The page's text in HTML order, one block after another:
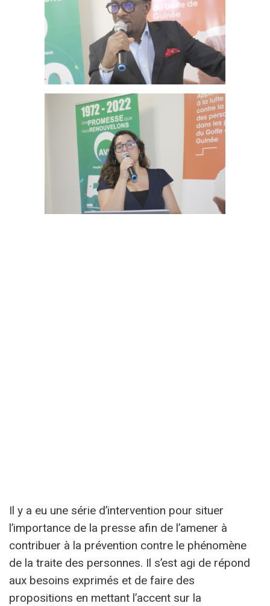
Il y a eu une série d’intervention pour situer
l’importance de la presse afin de l’amener à
contribuer à la prévention contre le phénomène
de la traite des personnes. Il s’est agi de répond
aux besoins exprimés et de faire des
propositions en mettant l’accent sur la